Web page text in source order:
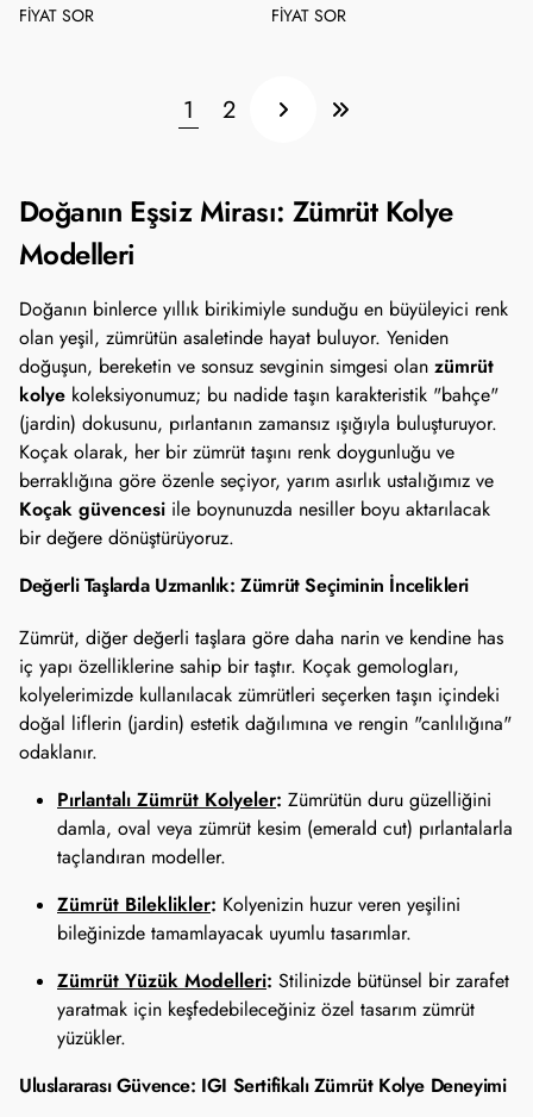
FİYAT SOR
FİYAT SOR
1 2
Doğanın Eşsiz Mirası: Zümrüt Kolye
Modelleri
Doğanın binlerce yıllık birikimiyle sunduğu en büyüleyici renk
olan yeşil, zümrütün asaletinde hayat buluyor. Yeniden
doğuşun, bereketin ve sonsuz sevginin simgesi olan zümrüt
kolye koleksiyonumuz; bu nadide taşın karakteristik "bahçe"
(jardin) dokusunu, pırlantanın zamansız ışığıyla buluşturuyor.
Koçak olarak, her bir zümrüt taşını renk doygunluğu ve
berraklığına göre özenle seçiyor, yarım asırlık ustalığımız ve
Koçak güvencesi ile boynunuzda nesiller boyu aktarılacak
bir değere dönüştürüyoruz.
Değerli Taşlarda Uzmanlık: Zümrüt Seçiminin İncelikleri
Zümrüt, diğer değerli taşlara göre daha narin ve kendine has
iç yapı özelliklerine sahip bir taştır. Koçak gemologları,
kolyelerimizde kullanılacak zümrütleri seçerken taşın içindeki
doğal liflerin (jardin) estetik dağılımına ve rengin "canlılığına"
odaklanır.
Pırlantalı Zümrüt Kolyeler: Zümrütün duru güzelliğini
damla, oval veya zümrüt kesim (emerald cut) pırlantalarla
taçlandıran modeller.
Zümrüt Bileklikler: Kolyenizin huzur veren yeşilini
bileğinizde tamamlayacak uyumlu tasarımlar.
Zümrüt Yüzük Modelleri: Stilinizde bütünsel bir zarafet
yaratmak için keşfedebileceğiniz özel tasarım zümrüt
yüzükler.
Uluslararası Güvence: IGI Sertifikalı Zümrüt Kolye Deneyimi